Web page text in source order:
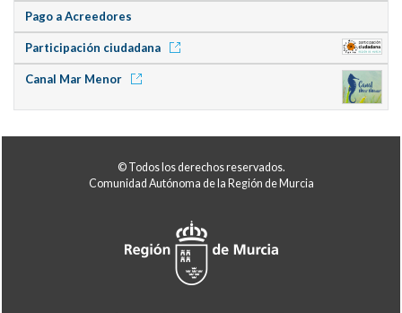
Pago a Acreedores
Participación ciudadana
Canal Mar Menor
© Todos los derechos reservados.
Comunidad Autónoma de la Región de Murcia